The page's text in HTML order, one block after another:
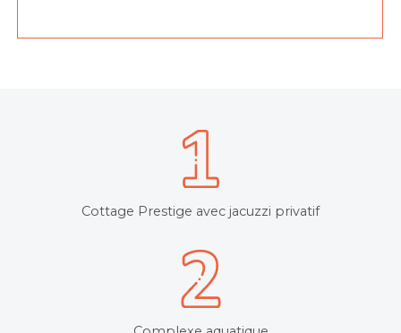
Cottage Prestige avec jacuzzi privatif